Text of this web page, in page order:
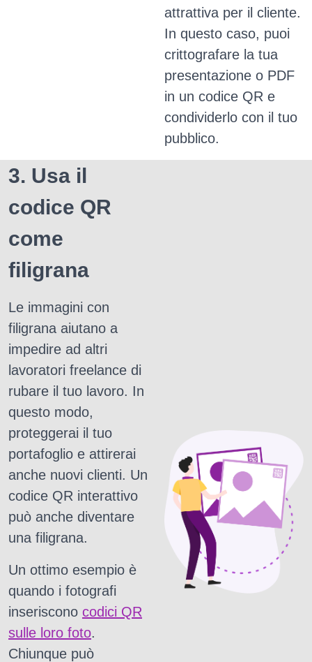
attrattiva per il cliente.
In questo caso, puoi
crittografare la tua
presentazione o PDF
in un codice QR e
condividerlo con il tuo
pubblico.
3. Usa il
codice QR
come
filigrana
Le immagini con
filigrana aiutano a
impedire ad altri
lavoratori freelance di
rubare il tuo lavoro. In
questo modo,
proteggerai il tuo
portafoglio e attirerai
anche nuovi clienti. Un
codice QR interattivo
può anche diventare
una filigrana.
Un ottimo esempio è
quando i fotografi
inseriscono codici QR
sulle loro foto.
Chiunque può